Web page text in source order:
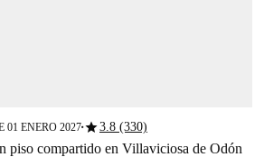
01 ENERO 2027■star3.8 (330)
piso compartido en Villaviciosa de Odón